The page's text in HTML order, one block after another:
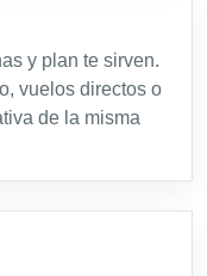
y plan te sirven.
vuelos directos o
de la misma